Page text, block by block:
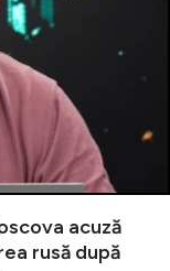
acuză
rusă după